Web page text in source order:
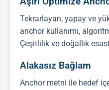
Tekrarlayan, yapay ve
anchor kullanımı,
Çeşitlilik ve doğallık
Alakasız Bağlam
Anchor metni ile hedef